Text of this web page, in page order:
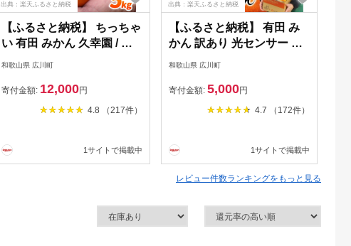
出典：楽天ふるさと納税
【ふるさと納税】 ちっちゃ
い 有田 みかん 久幸園 / 温
州みかん 有田みかん 甘い
※2026年11月下旬〜2027
年1月下旬に順次発送
和歌山県 広川町
寄付金額: 12,000円
4.8 （217件）
1サイトで掲載中
出典：楽天ふるさと納税
【ふるさと納税】 有田 み
かん 訳あり 光センサー 選
果 / 有田みかん 温州みかん
試し 送料無料 2.5kg 5kg
10kg 5000円 10000円
定 ※北海道・沖縄・離島へ
の配送不可 //mandarin
//goku
和歌山県 広川町
寄付金額: 5,000円
4.7 （172件）
1サイトで掲載中
レビュー件数ランキングをもっと見る